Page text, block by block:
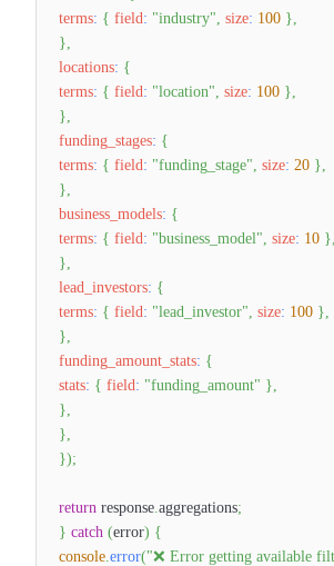
terms: { field: "industry", size: 100 },
},
locations: {
terms: { field: "location", size: 100 },
},
funding_stages: {
terms: { field: "funding_stage", size: 20 },
},
business_models: {
terms: { field: "business_model", size: 10 },
},
lead_investors: {
terms: { field: "lead_investor", size: 100 },
},
funding_amount_stats: {
stats: { field: "funding_amount" },
},
},
});
return response.aggregations;
} catch (error) {
console.error("❌ Error getting available